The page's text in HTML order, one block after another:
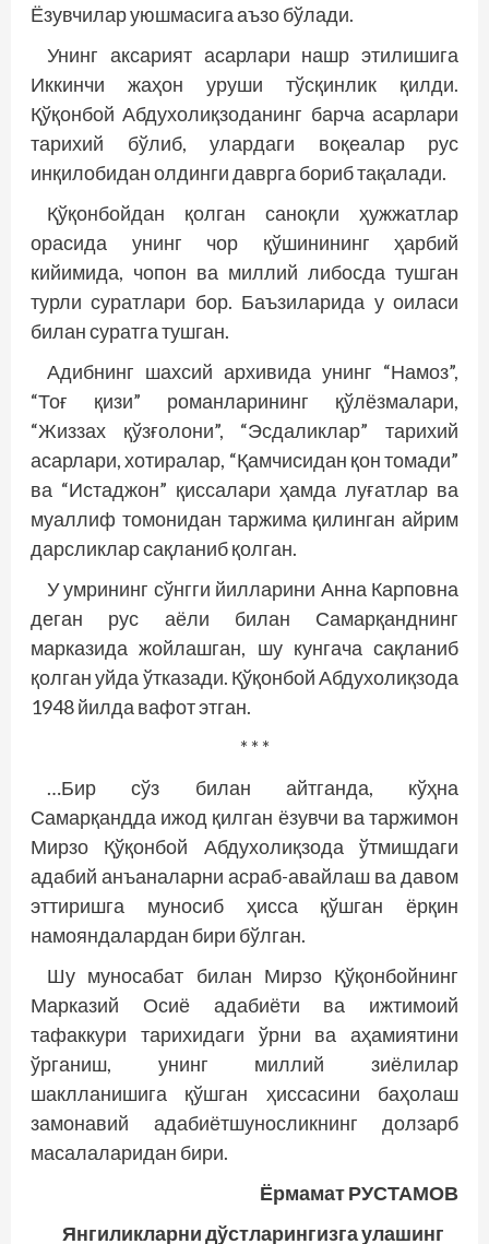
Ёзувчилар уюшмасига аъзо бўлади.
Унинг аксарият асарлари нашр этилишига
Иккинчи жаҳон уруши тўсқинлик қилди.
Қўқонбой Абдухолиқзоданинг барча асарлари
тарихий бўлиб, улардаги воқеалар рус
инқилобидан олдинги даврга бориб тақалади.
Қўқонбойдан қолган саноқли ҳужжатлар
орасида унинг чор қўшинининг ҳарбий
кийимида, чопон ва миллий либосда тушган
турли суратлари бор. Баъзиларида у оиласи
билан суратга тушган.
Адибнинг шахсий архивида унинг “Намоз”,
“Тоғ қизи” романларининг қўлёзмалари,
“Жиззах қўзғолони”, “Эсдаликлар” тарихий
асарлари, хотиралар, “Қамчисидан қон томади”
ва “Истаджон” қиссалари ҳамда луғатлар ва
муаллиф томонидан таржима қилинган айрим
дарсликлар сақланиб қолган.
У умрининг сўнгги йилларини Анна Карповна
деган рус аёли билан Самарқанднинг
марказида жойлашган, шу кунгача сақланиб
қолган уйда ўтказади. Қўқонбой Абдухолиқзода
1948 йилда вафот этган.
* * *
…Бир сўз билан айтганда, кўҳна
Самарқандда ижод қилган ёзувчи ва таржимон
Мирзо Қўқонбой Абдухолиқзода ўтмишдаги
адабий анъаналарни асраб-авайлаш ва давом
эттиришга муносиб ҳисса қўшган ёрқин
намояндалардан бири бўлган.
Шу муносабат билан Мирзо Қўқонбойнинг
Марказий Осиё адабиёти ва ижтимоий
тафаккури тарихидаги ўрни ва аҳамиятини
ўрганиш, унинг миллий зиёлилар
шаклланишига қўшган ҳиссасини баҳолаш
замонавий адабиётшуносликнинг долзарб
масалаларидан бири.
Ёрмамат РУСТАМОВ
Янгиликларни дўстларингизга улашинг